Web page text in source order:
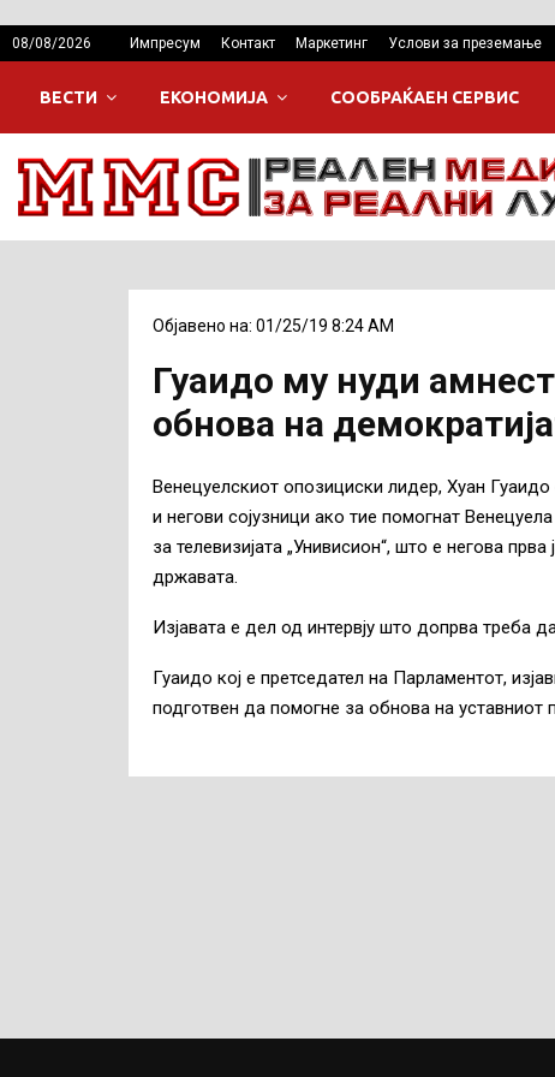
08/08/2026 Импресум Контакт Маркетинг Услови за преземање
ВЕСТИ ЕКОНОМИЈА СООБРАЌАЕН СЕРВИС
Објавено на: 01/25/19 8:24 AM
Гуаидо му нуди
обнова на
Венецуелскиот опозициски лидер, Хуан
и негови сојузници ако тие помогнат
за телевизијата „Унивисион“, што е негова
државата.
Изјавата е дел од интервју што допрва треба
Гуаидо кој е претседател на Парламентот,
подготвен да помогне за обнова на уставниот